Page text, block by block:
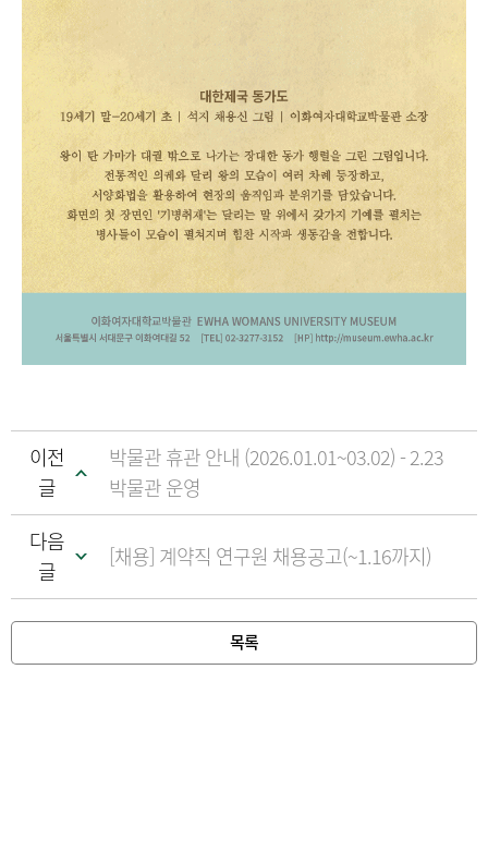
이전
글
박물관 휴관 안내 (2026.01.01~03.02) - 2.23
박물관 운영
다음
글
[채용] 계약직 연구원 채용공고(~1.16까지)
목록